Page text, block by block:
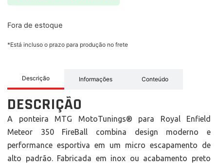
Fora de estoque
*Está incluso o prazo para produção no frete
Descrição Informações Conteúdo
DESCRIÇÃO
A ponteira MTG MotoTunings® para Royal Enfield
Meteor 350 FireBall combina design moderno e
performance esportiva em um micro escapamento de
alto padrão. Fabricada em inox ou acabamento preto